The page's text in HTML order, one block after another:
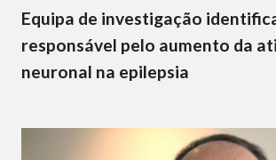
Equipa de investigação
responsável pelo aumento da
neuronal na epilepsia